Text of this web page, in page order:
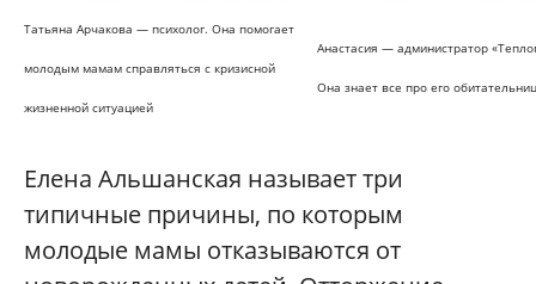
Татьяна Арчакова — психолог. Она помогает
молодым мамам справляться с кризисной
жизненной ситуацией
Анастасия — администратор
Она знает все про его обитательниц
Елена Альшанская называет три
типичные причины, по которым
молодые мамы отказываются от